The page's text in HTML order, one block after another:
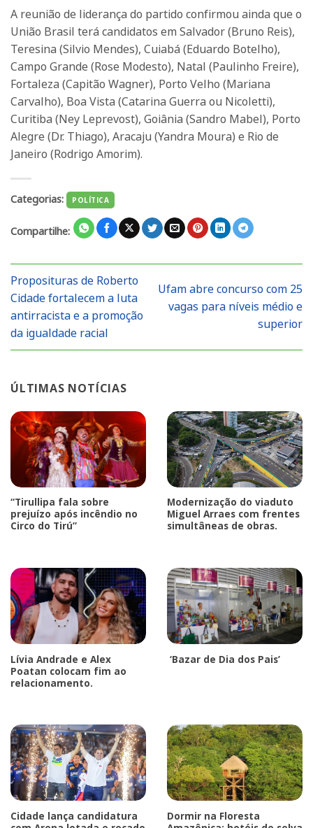
A reunião de liderança do partido confirmou ainda que o
União Brasil terá candidatos em Salvador (Bruno Reis),
Teresina (Silvio Mendes), Cuiabá (Eduardo Botelho),
Campo Grande (Rose Modesto), Natal (Paulinho Freire),
Fortaleza (Capitão Wagner), Porto Velho (Mariana
Carvalho), Boa Vista (Catarina Guerra ou Nicoletti),
Curitiba (Ney Leprevost), Goiânia (Sandro Mabel), Porto
Alegre (Dr. Thiago), Aracaju (Yandra Moura) e Rio de
Janeiro (Rodrigo Amorim).
Categorias: POLÍTICA
Compartilhe:
Proposituras de Roberto
Cidade fortalecem a luta
antirracista e a promoção
da igualdade racial
Ufam abre concurso com 25
vagas para níveis médio e
superior
ÚLTIMAS NOTÍCIAS
“Tirullipa fala sobre
prejuízo após incêndio no
Circo do Tirú”
Modernização do viaduto
Miguel Arraes com frentes
simultâneas de obras.
Lívia Andrade e Alex
Poatan colocam fim ao
relacionamento.
‘Bazar de Dia dos Pais’
Cidade lança candidatura
Dormir na Floresta